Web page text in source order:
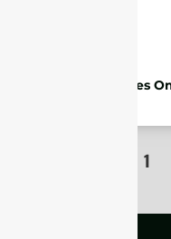
Antennes
1